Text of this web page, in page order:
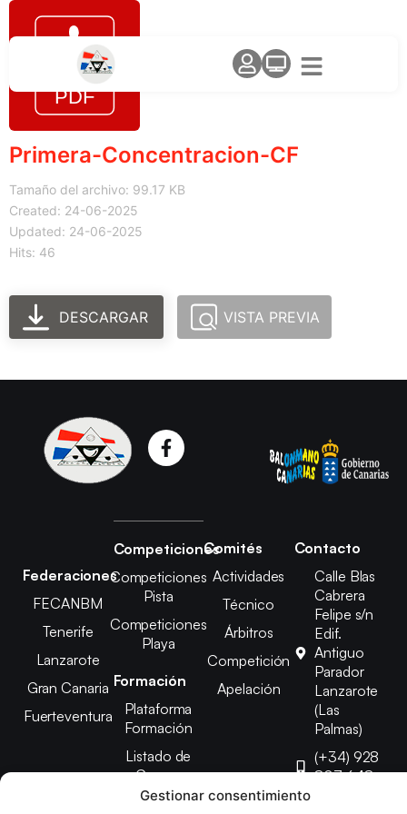
Gestionar consentimiento
Primera-Concentracion-CF
Tamaño del archivo: 99.17 KB
Created: 24-06-2025
Updated: 24-06-2025
Hits: 46
DESCARGAR VISTA PREVIA
Federaciones
FECANBM
Tenerife
Lanzarote
Gran Canaria
Fuerteventura
Competiciones
Competiciones
Pista
Competiciones
Playa
Formación
Plataforma
Formación
Listado de
Cursos
Comités
Actividades
Técnico
Árbitros
Competición
Apelación
Contacto
Calle Blas
Cabrera
Felipe s/n
Edif.
Antiguo
Parador
Lanzarote
(Las
Palmas)
(+34) 928
807 648